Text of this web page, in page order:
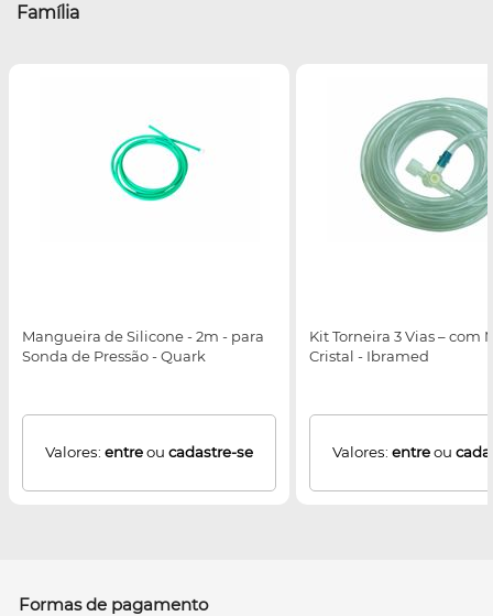
Família
Mangueira de Silicone - 2m - para
Sonda de Pressão - Quark
Valores: entreou cadastre-se
Kit Torneira 3 Vias – com
Cristal - Ibramed
Valores: entreou
Formas de pagamento